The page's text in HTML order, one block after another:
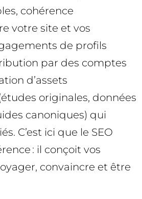
cohérence
votre site et vos
de profils
par des comptes
d’assets
originales, données
canoniques) qui
C’est ici que le SEO
: il conçoit vos
convaincre et être